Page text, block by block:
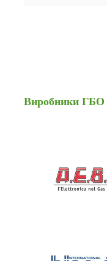
Виробники ГБО